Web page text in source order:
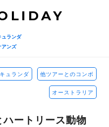
ュランダ
アンズ
キュランダ 他ツアーとのコンボ
オーストラリア
ートリース動物